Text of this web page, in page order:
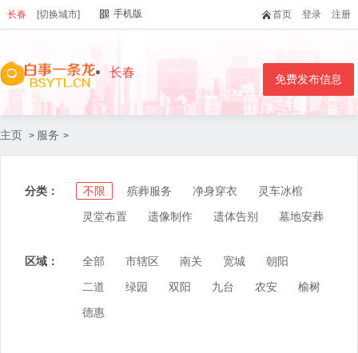
长春 [切换城市] 手机版 首页 登录 注册
长春 免费发布信息
主页 > 服务 >
分类： 不限 殡葬服务 净身穿衣
灵车冰棺
灵堂布置
遗像制作 遗体告别 墓地安葬
区域： 全部 市辖区 南关 宽城
朝阳
二道
绿园 双阳 九台 农安
榆树
德惠